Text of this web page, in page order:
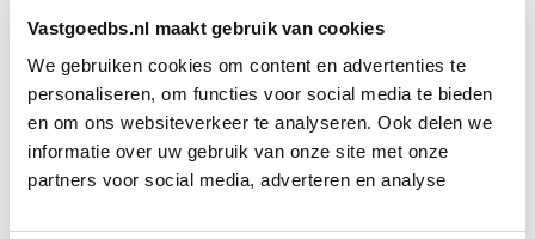
Vastgoedbs.nl maakt gebruik van cookies
We gebruiken cookies om content en advertenties te
personaliseren, om functies voor social media te bieden
en om ons websiteverkeer te analyseren. Ook delen we
informatie over uw gebruik van onze site met onze
partners voor social media, adverteren en analyse
Buurt voor buurt aan tafel
De auteurs pleiten voor een andere aanpak, waarin
instanties buurt voor buurt met bewoners bepalen wat
lokaal nodig is. Op die schaal kan de stem van